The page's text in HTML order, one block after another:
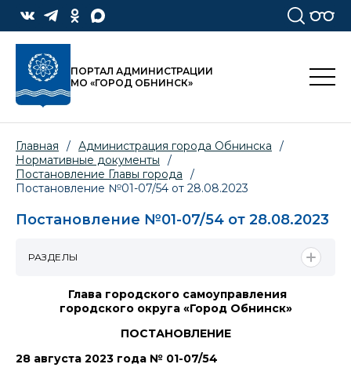
ПОРТАЛ АДМИНИСТРАЦИИ
МО «ГОРОД ОБНИНСК»
Главная / Администрация города Обнинска
/
Нормативные документы
/
Постановление Главы города
/
Постановление №01-07/54 от 28.08.2023
Постановление №01-07/54 от 28.08.2023
Глава городского самоуправления
городского округа «Город Обнинск»
ПОСТАНОВЛЕНИЕ
28 августа 2023 года № 01-07/54
РАЗДЕЛЫ